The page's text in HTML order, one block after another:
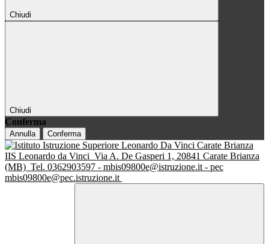
Chiudi
Chiudi
Conferma
Annulla Conferma
IIS Leonardo da Vinci Via A. De Gasperi 1, 20841 Carate Brianza
(MB) Tel. 0362903597 - mbis09800e@istruzione.it - pec
mbis09800e@pec.istruzione.it